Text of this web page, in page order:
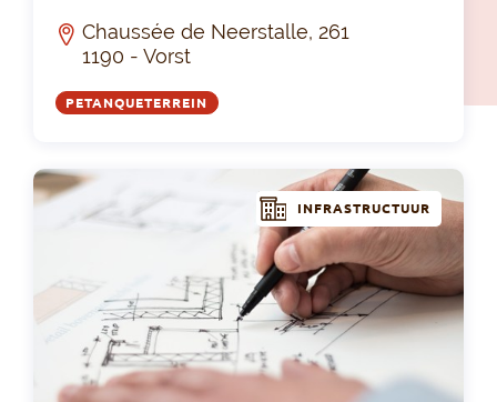
Chaussée de Neerstalle, 261
1190 - Vorst
PETANQUETERREIN
INFRASTRUCTUUR